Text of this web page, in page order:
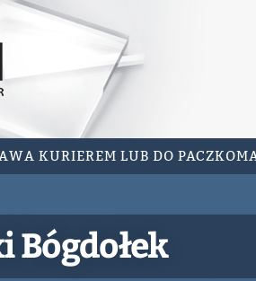
KURIEREM LUB DO
Bógdołek